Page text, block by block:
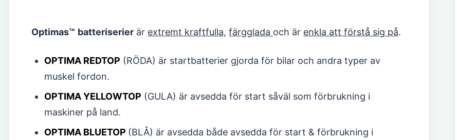
Optimas™ batteriserier är extremt kraftfulla, färgglada och är enkla att förstå sig på.
OPTIMA REDTOP (RÖDA) är startbatterier gjorda för bilar och andra typer av
muskel fordon.
OPTIMA YELLOWTOP (GULA) är avsedda för start såväl som förbrukning i
maskiner på land.
OPTIMA BLUETOP (BLÅ) är avsedda både avsedda för start & förbrukning i